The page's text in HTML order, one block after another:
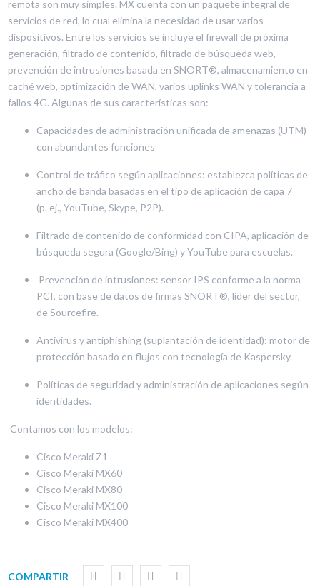
remota son muy simples. MX cuenta con un paquete integral de
servicios de red, lo cual elimina la necesidad de usar varios
dispositivos. Entre los servicios se incluye el firewall de próxima
generación, filtrado de contenido, filtrado de búsqueda web,
prevención de intrusiones basada en SNORT®, almacenamiento en
caché web, optimización de WAN, varios uplinks WAN y tolerancia a
fallos 4G. Algunas de sus características son:
Capacidades de administración unificada de amenazas (UTM)
con abundantes funciones
Control de tráfico según aplicaciones: establezca políticas de
ancho de banda basadas en el tipo de aplicación de capa 7
(p. ej., YouTube, Skype, P2P).
Filtrado de contenido de conformidad con CIPA, aplicación de
búsqueda segura (Google/Bing) y YouTube para escuelas.
Prevención de intrusiones: sensor IPS conforme a la norma
PCI, con base de datos de firmas SNORT®, líder del sector,
de Sourcefire.
Antivirus y antiphishing (suplantación de identidad): motor de
protección basado en flujos con tecnología de Kaspersky.
Políticas de seguridad y administración de aplicaciones según
identidades.
Contamos con los modelos:
Cisco Meraki Z1
Cisco Meraki MX60
Cisco Meraki MX80
Cisco Meraki MX100
Cisco Meraki MX400
COMPARTIR